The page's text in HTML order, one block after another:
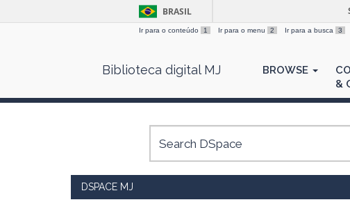
BRASIL
Ir para o conteúdo 1 Ir para o menu 2 Ir para a busca 3
Biblioteca digital MJ BROWSE
&
DSPACE MJ